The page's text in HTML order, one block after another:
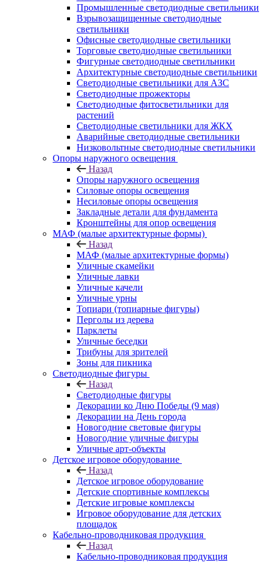
Промышленные светодиодные светильники
Взрывозащищенные светодиодные
светильники
Офисные светодиодные светильники
Торговые светодиодные светильники
Фигурные светодиодные светильники
Архитектурные светодиодные светильники
Светодиодные светильники для АЗС
Светодиодные прожекторы
Светодиодные фитосветильники для
растений
Светодиодные светильники для ЖКХ
Аварийные светодиодные светильники
Низковольтные светодиодные светильники
Опоры наружного освещения
Назад
Опоры наружного освещения
Силовые опоры освещения
Несиловые опоры освещения
Закладные детали для фундамента
Кронштейны для опор освещения
МАФ (малые архитектурные формы)
Назад
МАФ (малые архитектурные формы)
Уличные скамейки
Уличные лавки
Уличные качели
Уличные урны
Топиари (топиарные фигуры)
Перголы из дерева
Парклеты
Уличные беседки
Трибуны для зрителей
Зоны для пикника
Светодиодные фигуры
Назад
Светодиодные фигуры
Декорации ко Дню Победы (9 мая)
Декорации на День города
Новогодние световые фигуры
Новогодние уличные фигуры
Уличные арт-объекты
Детское игровое оборудование
Назад
Детское игровое оборудование
Детские спортивные комплексы
Детские игровые комплексы
Игровое оборудование для детских
площадок
Кабельно-проводниковая продукция
Назад
Кабельно-проводниковая продукция